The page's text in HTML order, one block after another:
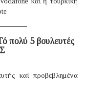
πολύ 5 βουλευτές
καί προβεβλημένα